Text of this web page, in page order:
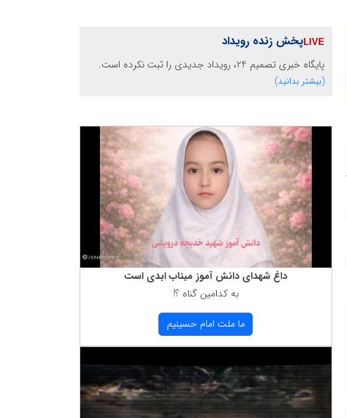
پخش زنده رویداد
پایگاه خبری تصمیم 24، رویداد جدیدی را ثبت نکرده است.
(بیشتر بدانید)
داغ شهدای دانش آموز میناب ابدی است
به كدامین گناه ؟!
ما ملت امام حسینیم